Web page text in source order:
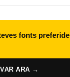
fonts
ARA →